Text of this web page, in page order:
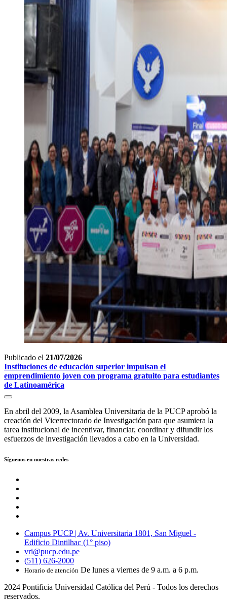
Publicado el 21/07/2026
Instituciones de educación superior impulsan el
emprendimiento joven con programa gratuito para estudiantes
de Latinoamérica
En abril del 2009, la Asamblea Universitaria de la PUCP aprobó la
creación del Vicerrectorado de Investigación para que asumiera la
tarea institucional de incentivar, financiar, coordinar y difundir los
esfuerzos de investigación llevados a cabo en la Universidad.
Síguenos en nuestras redes
Campus PUCP | Av. Universitaria 1801, San Miguel -
Edificio Dintilhac (1° piso)
vri@pucp.edu.pe
(511) 626-2000
Horario de atención De lunes a viernes de 9 a.m. a 6 p.m.
2024 Pontificia Universidad Católica del Perú - Todos los derechos
reservados.